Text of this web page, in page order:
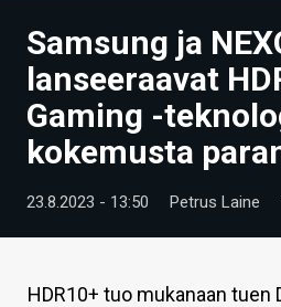
UUTISET
ARTIKKELIT
VIDEOT
TECHBBS
HINTA.FI
Samsung ja
lanseeraavat
Gaming -
kokemusta
23.8.2023 - 13:50 Petrus Laine
HDR10+ tuo mukanaan tuen